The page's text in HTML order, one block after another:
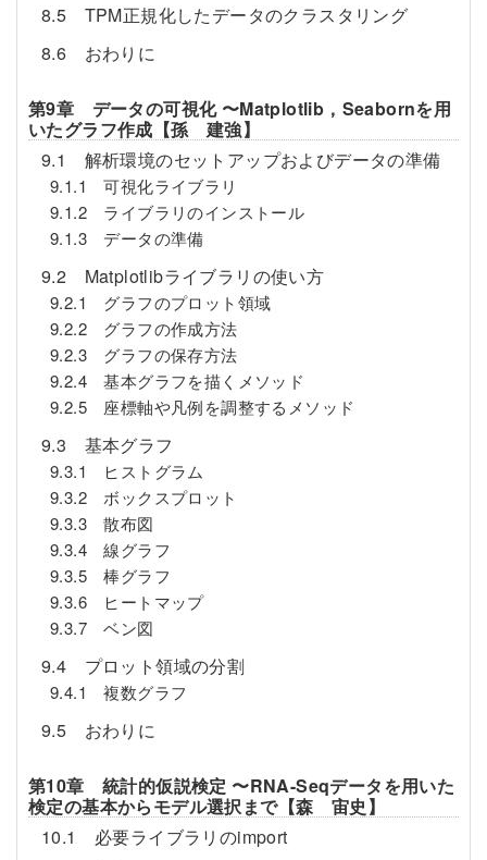
8.5 TPM正規化したデータのクラスタリング
8.6 おわりに
第9章 データの可視化 〜Matplotlib，Seabornを用
いたグラフ作成【孫 建強】
9.1 解析環境のセットアップおよびデータの準備
9.1.1 可視化ライブラリ
9.1.2 ライブラリのインストール
9.1.3 データの準備
9.2 Matplotlibライブラリの使い方
9.2.1 グラフのプロット領域
9.2.2 グラフの作成方法
9.2.3 グラフの保存方法
9.2.4 基本グラフを描くメソッド
9.2.5 座標軸や凡例を調整するメソッド
9.3 基本グラフ
9.3.1 ヒストグラム
9.3.2 ボックスプロット
9.3.3 散布図
9.3.4 線グラフ
9.3.5 棒グラフ
9.3.6 ヒートマップ
9.3.7 ベン図
9.4 プロット領域の分割
9.4.1 複数グラフ
9.5 おわりに
第10章 統計的仮説検定 〜RNA-Seqデータを用いた
検定の基本からモデル選択まで【森 宙史】
10.1 必要ライブラリのimport